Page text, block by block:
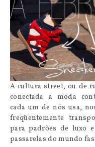
A cultura street, ou de
conectada a moda
cada um de nós usa,
freqüentemente
para padrões de luxo
passarelas do mundo